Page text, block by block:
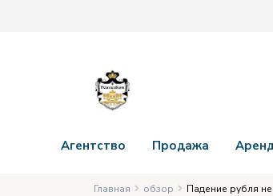
Агентство Продажа
Главная обзор Падение рубля